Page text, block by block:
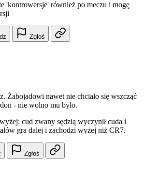
'kontrowersje' również po meczu i mogę
Zgłoś
Żabojadowi nawet nie chciało się wszcząć
- nie wolno mu było.
cud zwany sędzią wyczynił cuda i
gra dalej i zachodzi wyżej niż CR7.
Zgłoś